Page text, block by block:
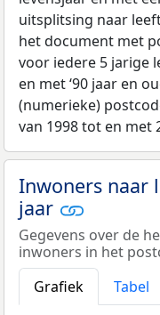
uitsplitsing naar
het document met
voor iedere 5 jarige
en met ‘90 jaar en
(numerieke)
van 1998 tot en met
Inwoners naar
jaar
Gegevens over de
inwoners in het
Grafiek
Tabel